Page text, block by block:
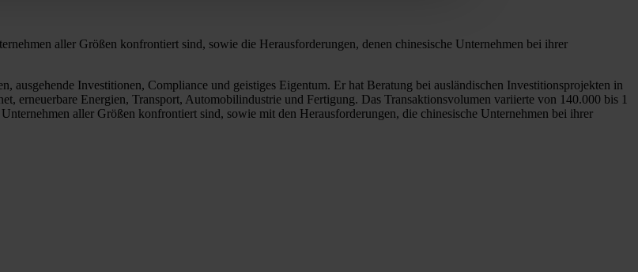
aller Größen konfrontiert sind, sowie die Herausforderungen, denen chinesische Unternehmen bei ihrer
ausgehende Investitionen, Compliance und geistiges Eigentum. Er hat Beratung bei ausländischen Investitionsprojekten in
erneuerbare Energien, Transport, Automobilindustrie und Fertigung. Das Transaktionsvolumen variierte von 140.000 bis 1
aller Größen konfrontiert sind, sowie mit den Herausforderungen, die chinesische Unternehmen bei ihrer